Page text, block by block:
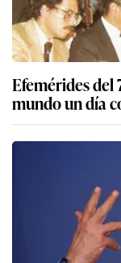
Efemérides del
mundo un día